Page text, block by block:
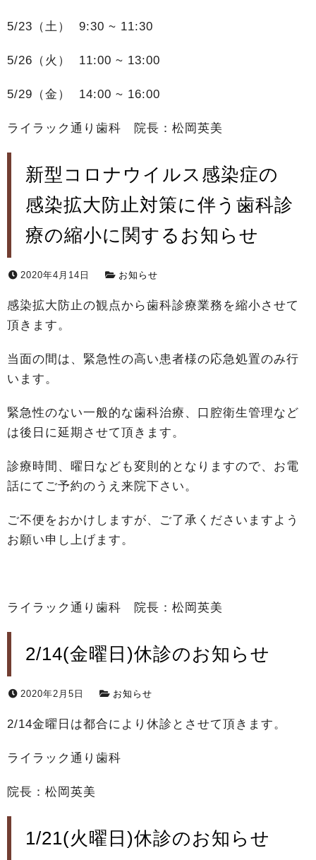
5/23（土） 9:30 ~ 11:30
5/26（火） 11:00 ~ 13:00
5/29（金） 14:00 ~ 16:00
ライラック通り歯科 院長：松岡英美
新型コロナウイルス感染症の
感染拡大防止対策に伴う歯科診
療の縮小に関するお知らせ
2020年4月14日 お知らせ
感染拡大防止の観点から歯科診療業務を縮小させて
頂きます。
当面の間は、緊急性の高い患者様の応急処置のみ行
います。
緊急性のない一般的な歯科治療、口腔衛生管理など
は後日に延期させて頂きます。
診療時間、曜日なども変則的となりますので、お電
話にてご予約のうえ来院下さい。
ご不便をおかけしますが、ご了承くださいますよう
お願い申し上げます。
ライラック通り歯科 院長：松岡英美
2/14(金曜日)休診のお知らせ
2020年2月5日 お知らせ
2/14金曜日は都合により休診とさせて頂きます。
ライラック通り歯科
院長：松岡英美
1/21(火曜日)休診のお知らせ